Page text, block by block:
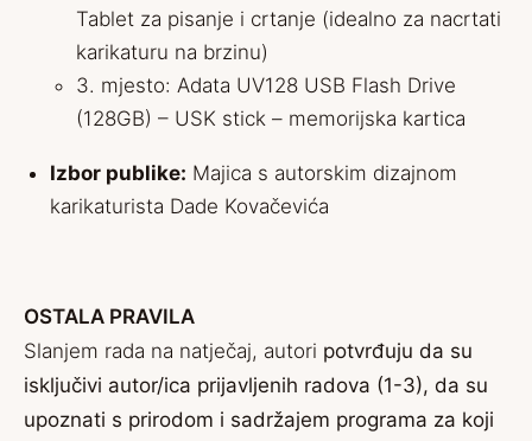
Tablet za pisanje i crtanje (idealno za nacrtati
karikaturu na brzinu)
3. mjesto: Adata UV128 USB Flash Drive
(128GB) – USK stick – memorijska kartica
Izbor publike: Majica s autorskim dizajnom
karikaturista Dade Kovačevića
OSTALA PRAVILA
Slanjem rada na natječaj, autori potvrđuju da su
isključivi autor/ica prijavljenih radova (1-3), da su
upoznati s prirodom i sadržajem programa za koji